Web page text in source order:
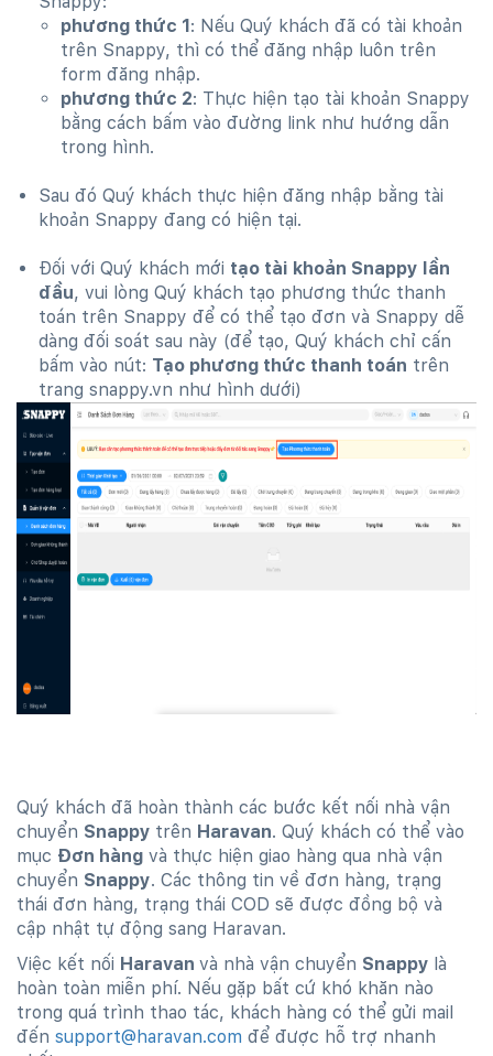
phương thức 1: Nếu Quý khách đã có tài khoản
trên Snappy, thì có thể đăng nhập luôn trên
form đăng nhập.
phương thức 2: Thực hiện tạo tài khoản Snappy
bằng cách bấm vào đường link như hướng dẫn
trong hình.
Sau đó Quý khách thực hiện đăng nhập bằng tài
khoản Snappy đang có hiện tại.
Đối với Quý khách mới tạo tài khoản Snappy lần
đầu, vui lòng Quý khách tạo phương thức thanh
toán trên Snappy để có thể tạo đơn và Snappy dễ
dàng đối soát sau này (để tạo, Quý khách chỉ cấn
bấm vào nút: Tạo phương thức thanh toán trên
trang snappy.vn như hình dưới)
Quý khách đã hoàn thành các bước kết nối nhà vận
chuyển Snappy trên Haravan. Quý khách có thể vào
mục Đơn hàng và thực hiện giao hàng qua nhà vận
chuyển Snappy. Các thông tin về đơn hàng, trạng
thái đơn hàng, trạng thái COD sẽ được đồng bộ và
cập nhật tự động sang Haravan.
Việc kết nối Haravan và nhà vận chuyển Snappy là
hoàn toàn miễn phí. Nếu gặp bất cứ khó khăn nào
trong quá trình thao tác, khách hàng có thể gửi mail
đến support@haravan.com để được hỗ trợ nhanh